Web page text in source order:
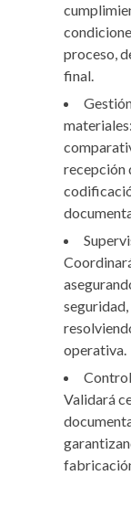
proceso,
final.
recepción
operativa.
Validará